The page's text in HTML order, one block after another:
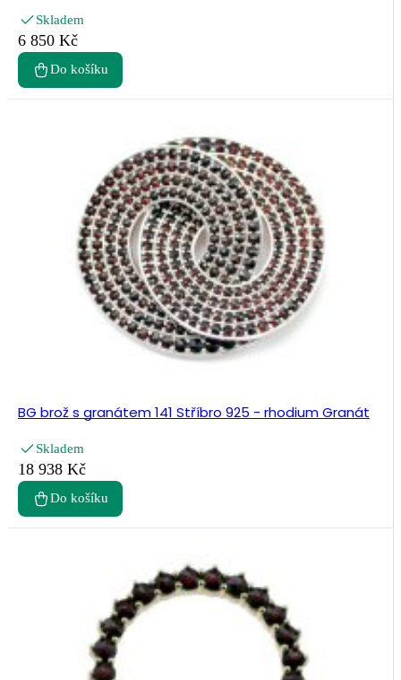
Skladem
6 850 Kč
Do košíku
BG brož s granátem 141 Stříbro 925 - rhodium Granát
Skladem
18 938 Kč
Do košíku